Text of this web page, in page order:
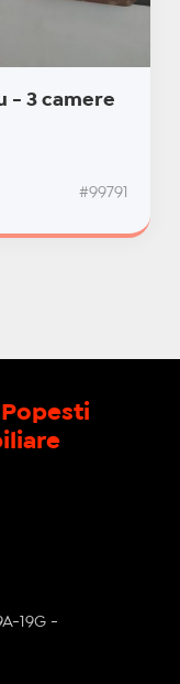
- 3 camere
#99791
19G -